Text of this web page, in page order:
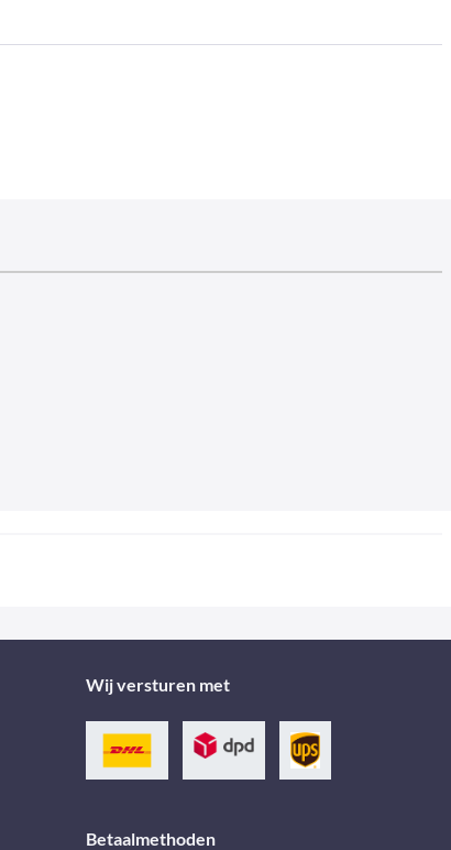
Wij versturen met
Betaalmethoden